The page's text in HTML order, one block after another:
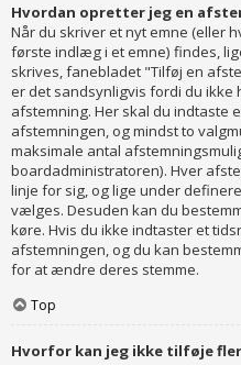
Hvordan opretter jeg en
Når du skriver et nyt emne (eller
første indlæg i et emne) findes,
skrives, fanebladet "Tilføj en
er det sandsynligvis fordi du ikke
afstemning. Her skal du indtaste
afstemningen, og mindst to
maksimale antal
boardadministratoren). Hver
linje for sig, og lige under
vælges. Desuden kan du
køre. Hvis du ikke indtaster et
afstemningen, og du kan
for at ændre deres stemme.
Top
Hvorfor kan jeg ikke tilføje